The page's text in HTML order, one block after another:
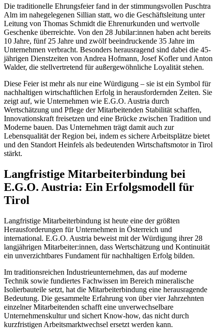
Die traditionelle Ehrungsfeier fand in der stimmungsvollen Puschtra
Alm im nahegelegenen Sillian statt, wo die Geschäftsleitung unter
Leitung von Thomas Schmidt die Ehrenurkunden und wertvolle
Geschenke überreichte. Von den 28 Jubilar:innen haben acht bereits
10 Jahre, fünf 25 Jahre und zwölf beeindruckende 35 Jahre im
Unternehmen verbracht. Besonders herausragend sind dabei die 45-
jährigen Dienstzeiten von Andrea Hofmann, Josef Kofler und Anton
Walder, die stellvertretend für außergewöhnliche Loyalität stehen.
Diese Feier ist mehr als nur eine Würdigung – sie ist ein Symbol für
nachhaltigen wirtschaftlichen Erfolg in herausfordernden Zeiten. Sie
zeigt auf, wie Unternehmen wie E.G.O. Austria durch
Wertschätzung und Pflege der Mitarbeitenden Stabilität schaffen,
Innovationskraft freisetzen und eine Brücke zwischen Tradition und
Moderne bauen. Das Unternehmen trägt damit auch zur
Lebensqualität der Region bei, indem es sichere Arbeitsplätze bietet
und den Standort Heinfels als bedeutenden Wirtschaftsmotor in Tirol
stärkt.
Langfristige Mitarbeiterbindung bei
E.G.O. Austria: Ein Erfolgsmodell für
Tirol
Langfristige Mitarbeiterbindung ist heute eine der größten
Herausforderungen für Unternehmen in Österreich und
international. E.G.O. Austria beweist mit der Würdigung ihrer 28
langjährigen Mitarbeiter:innen, dass Wertschätzung und Kontinuität
ein unverzichtbares Fundament für nachhaltigen Erfolg bilden.
Im traditionsreichen Industrieunternehmen, das auf moderne
Technik sowie fundiertes Fachwissen im Bereich mineralische
Isolierbauteile setzt, hat die Mitarbeiterbindung eine herausragende
Bedeutung. Die gesammelte Erfahrung von über vier Jahrzehnten
einzelner Mitarbeitenden schafft eine unverwechselbare
Unternehmenskultur und sichert Know-how, das nicht durch
kurzfristigen Arbeitsmarktwechsel ersetzt werden kann.